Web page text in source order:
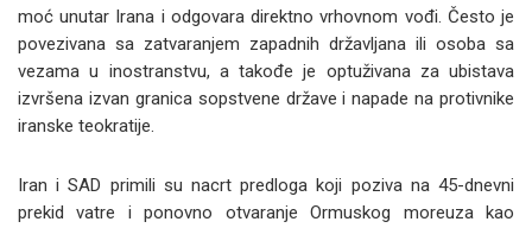
moć unutar Irana i odgovara direktno vrhovnom vođi. Često je
povezivana sa zatvaranjem zapadnih državljana ili osoba sa
vezama u inostranstvu, a takođe je optuživana za ubistava
izvršena izvan granica sopstvene države i napade na protivnike
iranske teokratije.
Iran i SAD primili su nacrt predloga koji poziva na 45-dnevni
prekid vatre i ponovno otvaranje Ormuskog moreuza kao